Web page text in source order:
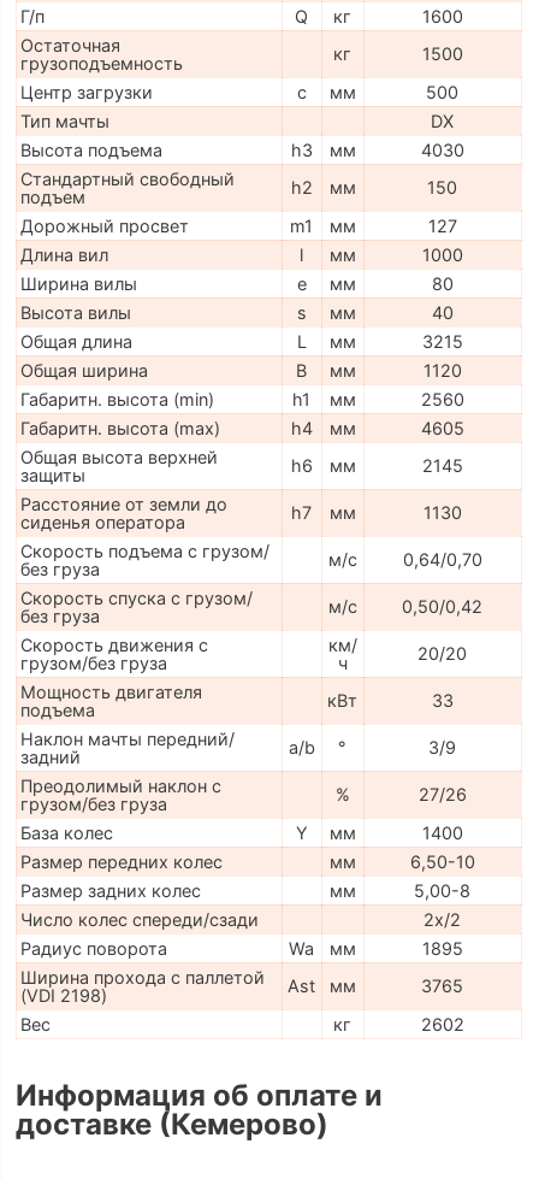
Г/п
Q кг
1600
Остаточная
грузоподъемность
кг
1500
Центр загрузки
c мм
500
Тип мачты
DX
Высота подъема
h3 мм
4030
Стандартный свободный
подъем
h2 мм
150
Дорожный просвет
m1 мм
127
Длина вил
l мм
1000
Ширина вилы
e мм
80
Высота вилы
s мм
40
Общая длина
L мм
3215
Общая ширина
B мм
1120
Габаритн. высота (min)
h1 мм
2560
Габаритн. высота (max)
h4 мм
4605
Общая высота верхней
защиты
h6 мм
2145
Расстояние от земли до
сиденья оператора
h7 мм
1130
Скорость подъема с грузом/
без груза
м/с
0,64/0,70
Скорость спуска с грузом/
без груза
м/с
0,50/0,42
Скорость движения с
грузом/без груза
км/
ч
20/20
Мощность двигателя
подъема
кВт
33
Наклон мачты передний/
задний
a/b °
3/9
Преодолимый наклон с
грузом/без груза
%
27/26
База колес
Y мм
1400
Размер передних колес
мм
6,50-10
Размер задних колес
мм
5,00-8
Число колес спереди/сзади
2x/2
Радиус поворота
Wa мм
1895
Ширина прохода с паллетой
(VDI 2198)
Ast мм
3765
Вес
кг 2602
Информация об оплате и
доставке (Кемерово)